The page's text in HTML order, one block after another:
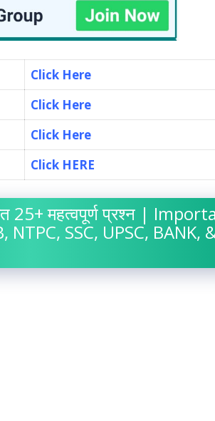
Click Here
Click Here
Click Here
Click HERE
25+ महत्वपूर्ण प्रश्न |
SSC, UPSC, BANK,